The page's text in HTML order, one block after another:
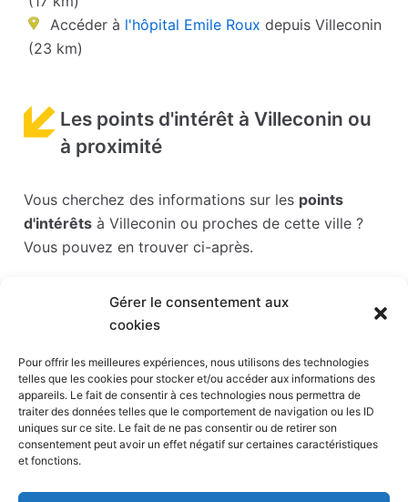
Gérer le consentement aux
cookies
Pour offrir les meilleures expériences, nous utilisons des technologies
telles que les cookies pour stocker et/ou accéder aux informations des
appareils. Le fait de consentir à ces technologies nous permettra de
traiter des données telles que le comportement de navigation ou les ID
uniques sur ce site. Le fait de ne pas consentir ou de retirer son
consentement peut avoir un effet négatif sur certaines caractéristiques
et fonctions.
Accéder à l'hôpital Emile Roux depuis Villeconin
(23 km)
Les points d'intérêt à Villeconin ou
à proximité
Vous cherchez des informations sur les points
d'intérêts à Villeconin ou proches de cette ville ?
Vous pouvez en trouver ci-après.
desservis en matière de transports. Si vous cliquez
sur l'un des liens ci-dessous, vous en saurez plus
sur l'accessibilité en taxi et la proximité des
stations de taxis du point d'intérêt en question.
Parc Babyland(19 km)
Parc France miniature(19 km)
Parc des expositions de la porte de Versailles